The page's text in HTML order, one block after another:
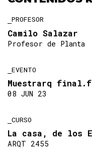
PROFESOR
Camilo Salazar
Profesor de Planta
EVENTO
Muestrarq
08 JUN 23
CURSO
La casa, de los
ARQT 2455